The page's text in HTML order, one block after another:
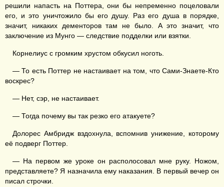
решили напасть на Поттера, они бы непременно поцеловали
его, и это уничтожило бы его душу. Раз его душа в порядке,
значит, никаких дементоров там не было. А это значит, что
заключение из Мунго — следствие подделки или взятки.
Корнелиус с громким хрустом обкусил ноготь.
— То есть Поттер не настаивает на том, что Сами-Знаете-Кто
воскрес?
— Нет, сэр, не настаивает.
— Тогда почему вы так резко его атакуете?
Долорес Амбридж вздохнула, вспомнив унижение, которому
её подверг Поттер.
— На первом же уроке он располосовал мне руку. Ножом,
представляете? Я назначила ему наказания. В первый вечер он
писал строчки.